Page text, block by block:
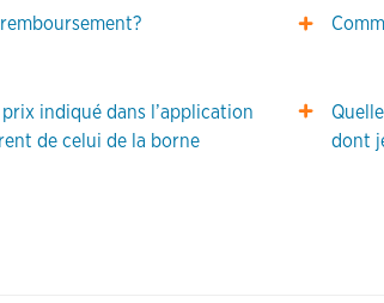
indiqué dans l’application
de celui de la borne
dont